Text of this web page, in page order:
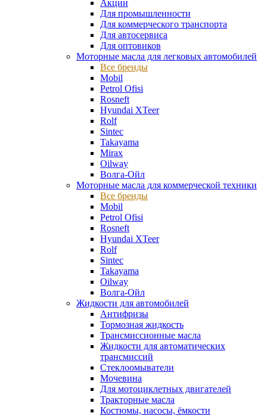
Акции
Для промышленности
Для коммерческого транспорта
Для автосервиса
Для оптовиков
Моторные масла для легковых автомобилей
Все бренды
Mobil
Petrol Ofisi
Rosneft
Hyundai XTeer
Rolf
Sintec
Takayama
Mirax
Oilway
Волга-Ойл
Моторные масла для коммерческой техники
Все бренды
Mobil
Petrol Ofisi
Rosneft
Hyundai XTeer
Rolf
Sintec
Takayama
Oilway
Волга-Ойл
Жидкости для автомобилей
Антифризы
Тормозная жидкость
Трансмиссионные масла
Жидкости для автоматических
трансмиссий
Стеклоомыватели
Мочевина
Для мотоциклетных двигателей
Тракторные масла
Костюмы, насосы, ёмкости